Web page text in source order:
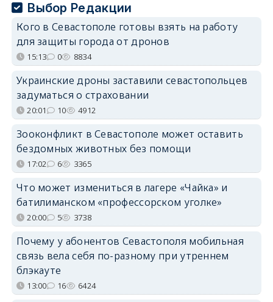
Выбор Редакции
Кого в Севастополе готовы взять на работу
для защиты города от дронов
15:13 0 8834
Украинские дроны заставили севастопольцев
задуматься о страховании
20:01 10 4912
Зооконфликт в Севастополе может оставить
бездомных животных без помощи
17:02 6 3365
Что может измениться в лагере «Чайка» и
батилиманском «профессорском уголке»
20:00 5 3738
Почему у абонентов Севастополя мобильная
связь вела себя по-разному при утреннем
блэкауте
13:00 16 6424